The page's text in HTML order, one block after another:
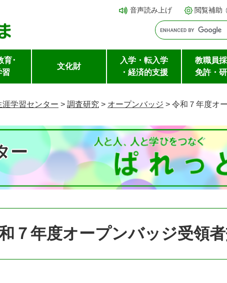
ー
し
音声読み上げ 閲覧補助
育･
習
文化財
入学・転入学
・経済的支援
教職員採
免許・
涯学習センター > 調査研究 > オープンバッジ > 令和７年度オ
ー
７年度オープンバッジ受領